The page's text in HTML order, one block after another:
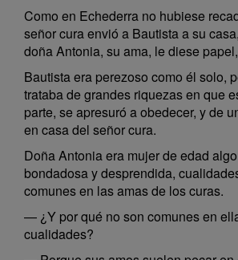
Como en Echederra no hubiese
señor cura envió a Bautista a su
doña Antonia, su ama, le diese
Bautista era perezoso como él solo,
trataba de grandes riquezas en que
parte, se apresuró a obedecer, y de
en casa del señor cura.
Doña Antonia era mujer de edad
bondadosa y desprendida,
comunes en las amas de los curas.
— ¿Y por qué no son comunes en
cualidades?